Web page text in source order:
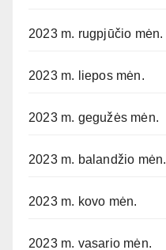
2023 m. rugpjūčio mėn.
2023 m. liepos mėn.
2023 m. gegužės mėn.
2023 m. balandžio mėn.
2023 m. kovo mėn.
2023 m. vasario mėn.